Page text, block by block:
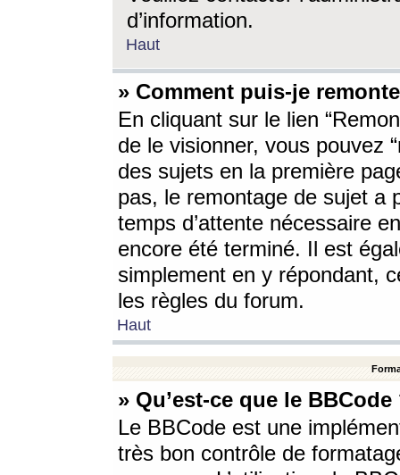
d’information.
Haut
» Comment puis-je
En cliquant sur le lien
de le visionner, vous pouvez
des sujets en la première
pas, le remontage de sujet a
temps d’attente nécessaire
encore été terminé. Il est
simplement en y répondant,
les règles du forum.
Haut
» Qu’est-ce que le BBCode
Le BBCode est une
très bon contrôle de